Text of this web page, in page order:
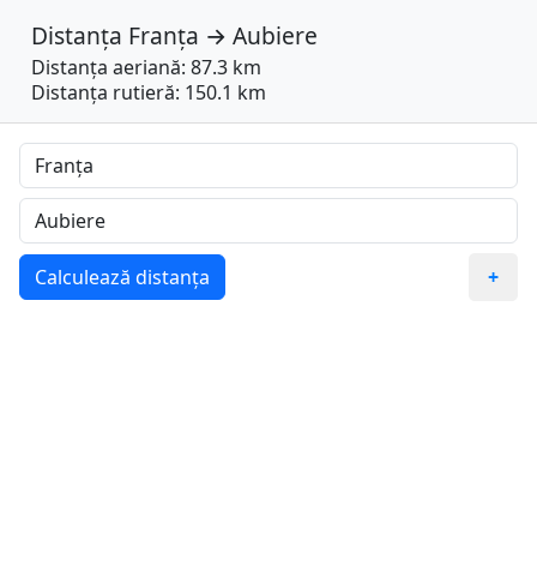
Distanța Franța → Aubiere
Distanța aeriană: 87.3 km
Distanța rutieră: 150.1 km
Calculează distanța +